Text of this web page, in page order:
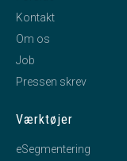
Kontakt
Om os
Job
Pressen skrev
Værktøjer
eSegmentering